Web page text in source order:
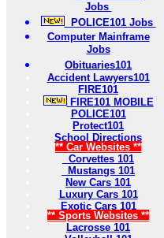
Jobs
POLICE101 Jobs
Computer Mainframe
Jobs
Obituaries101
Accident Lawyers101
FIRE101
FIRE101 MOBILE
POLICE101
Protect101
School Directions
** Car Websites **
Corvettes 101
Mustangs 101
New Cars 101
Luxury Cars 101
Exotic Cars 101
** Sports Websites **
Lacrosse 101